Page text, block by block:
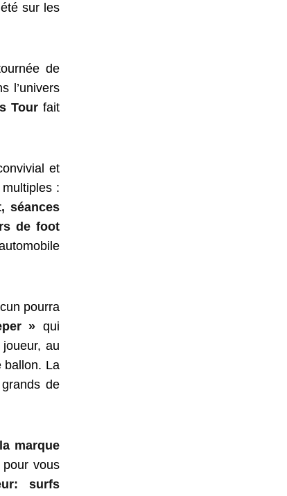
sur les
de
l’univers
Tourfait
et
:
séances
de foot
pourra
» qui
au
ballon. La
de
marque
pour vous
surfs